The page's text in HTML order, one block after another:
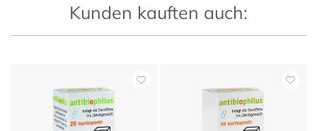
Kunden kauften auch: